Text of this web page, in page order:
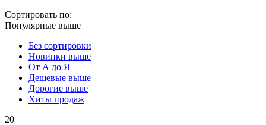
Сортировать по:
Популярные выше
Без сортировки
Новинки выше
От А до Я
Дешевые выше
Дорогие выше
Хиты продаж
20